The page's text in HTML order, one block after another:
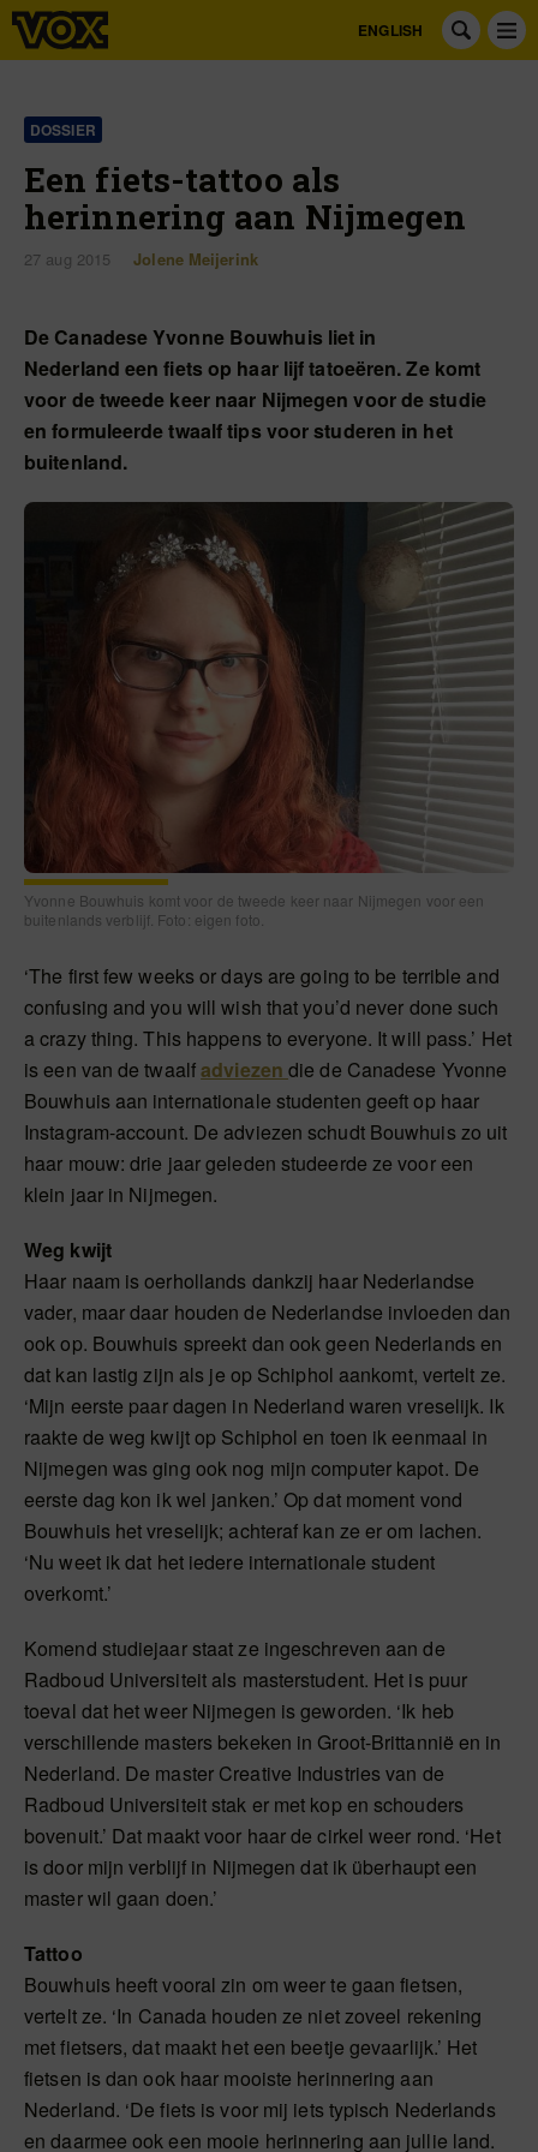
ENGLISH
DOSSIER
Een fiets-tattoo als
herinnering aan Nijmegen
27 aug 2015 Jolene Meijerink
De Canadese Yvonne Bouwhuis liet in
Nederland een fiets op haar lijf tatoeëren. Ze komt
voor de tweede keer naar Nijmegen voor de studie
en formuleerde twaalf tips voor studeren in het
buitenland.
Yvonne Bouwhuis komt voor de tweede keer naar Nijmegen voor een
buitenlands verblijf. Foto: eigen foto.
‘The first few weeks or days are going to be terrible and
confusing and you will wish that you’d never done such
a crazy thing. This happens to everyone. It will pass.’ Het
is een van de twaalfadviezendie de Canadese Yvonne
Bouwhuis aan internationale studenten geeft op haar
Instagram-account. De adviezen schudt Bouwhuis zo uit
haar mouw: drie jaar geleden studeerde ze voor een
klein jaar in Nijmegen.
Weg kwijt
Haar naam is oerhollands dankzij haar Nederlandse
vader, maar daar houden de Nederlandse invloeden dan
ook op. Bouwhuis spreekt dan ook geen Nederlands en
dat kan lastig zijn als je op Schiphol aankomt, vertelt ze.
‘Mijn eerste paar dagen in Nederland waren vreselijk. Ik
raakte de weg kwijt op Schiphol en toen ik eenmaal in
Nijmegen was ging ook nog mijn computer kapot. De
eerste dag kon ik wel janken.’ Op dat moment vond
Bouwhuis het vreselijk; achteraf kan ze er om lachen.
‘Nu weet ik dat het iedere internationale student
overkomt.’
Komend studiejaar staat ze ingeschreven aan de
Radboud Universiteit als masterstudent. Het is puur
toeval dat het weer Nijmegen is geworden. ‘Ik heb
verschillende masters bekeken in Groot-Brittannië en in
Nederland. De master Creative Industries van de
Radboud Universiteit stak er met kop en schouders
bovenuit.’ Dat maakt voor haar de cirkel weer rond. ‘Het
is door mijn verblijf in Nijmegen dat ik überhaupt een
master wil gaan doen.’
Tattoo
Bouwhuis heeft vooral zin om weer te gaan fietsen,
vertelt ze. ‘In Canada houden ze niet zoveel rekening
met fietsers, dat maakt het een beetje gevaarlijk.’ Het
fietsen is dan ook haar mooiste herinnering aan
Nederland. ‘De fiets is voor mij iets typisch Nederlands
en daarmee ook een mooie herinnering aan jullie land.